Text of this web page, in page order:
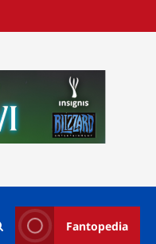
Fantopedia